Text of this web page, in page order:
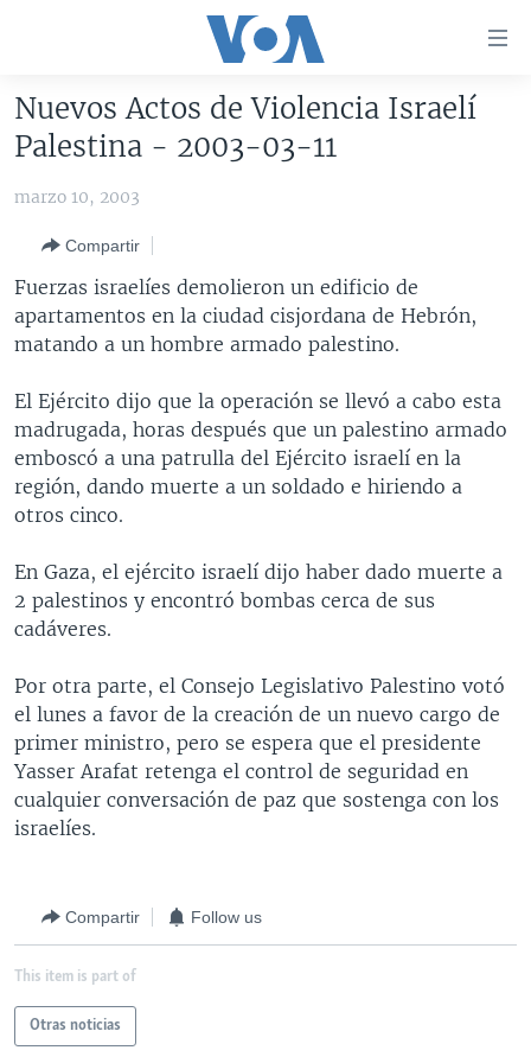
accesibilidad
Salte
navegador
principal
Salte
búsqueda
AMÉRICA DEL NORTE
MÉXICO
HAITÍ
ELECCIONES EEUU
VOTO DIVIDIDO
VOA VERIFICA
VOA VERIFICA UCRANIA/RUSIA
VOA VERIFICA INMIGRACIÓN
VOA VERIFICA AMÉRICA LATINA
AMÉRICA LATINA
ARGENTINA
BOLIVIA
CHILE
PERÚ
ECUADOR
BRASIL
CHINA EN AMÉRICA LATINA
CENTROAMÉRICA
EL SALVADOR
GUATEMALA
HONDURAS
INMIGRACIÓN
LIBERTAD DE PRENSA
MUNDO
ENTRETENIMIENTO Y CULTURA
TECNOLOGÍA
DEPORTES
CIENCIA Y SALUD
ESPECIALES DE LA VOA
LIBERTAD DE PRENSA
UCRANIA
VIDEOS
FOTOGRAFÍA
AUDIOS
PROGRAMAS TV
EL MUNDO AL DÍA
FORO INTERAMERICANO
VISIÓN 360
LAS CLAVES
PANORAMA
RADIO
AVANCE INFORMATIVO
AUDIONOTICIAS
BUENOS DÍAS AMÉRICA
ESTADOS UNIDOS AL DÍA
NOTA ECONÓMICA
ENTRETENIMIENTO
DIRECT
DOCUMENTALES DE LA VOA
Nuevos Actos de Violencia Israelí
Palestina - 2003-03-11
marzo 10, 2003
Compartir
Fuerzas israelíes demolieron un edificio de
apartamentos en la ciudad cisjordana de Hebrón,
matando a un hombre armado palestino.
El Ejército dijo que la operación se llevó a cabo esta
madrugada, horas después que un palestino armado
emboscó a una patrulla del Ejército israelí en la
región, dando muerte a un soldado e hiriendo a
otros cinco.
En Gaza, el ejército israelí dijo haber dado muerte a
2 palestinos y encontró bombas cerca de sus
cadáveres.
Por otra parte, el Consejo Legislativo Palestino votó
el lunes a favor de la creación de un nuevo cargo de
primer ministro, pero se espera que el presidente
Yasser Arafat retenga el control de seguridad en
cualquier conversación de paz que sostenga con los
israelíes.
Compartir Follow us
This item is part of
Otras noticias